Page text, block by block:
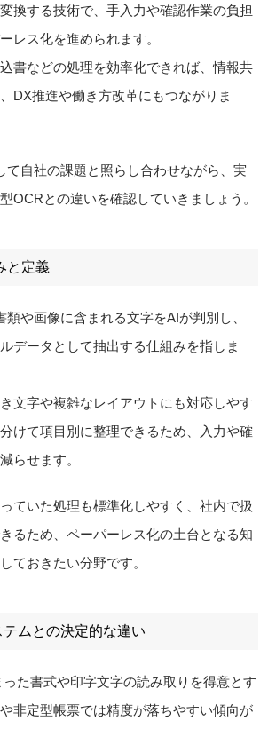
換する技術で、手入力や確認作業の負担
レス化を進められます。
書などの処理を効率化できれば、情報共
DX推進や働き方改革にもつながりま
て自社の課題と照らし合わせながら、実
OCRとの違いを確認していきましょう。
と定義
や画像に含まれる文字をAIが判別し、
データとして抽出する仕組みを指しま
文字や複雑なレイアウトにも対応しやす
けて項目別に整理できるため、入力や確
らせます。
ていた処理も標準化しやすく、社内で扱
るため、ペーパーレス化の土台となる知
ておきたい分野です。
ムとの決定的な違い
た書式や印字文字の読み取りを得意とす
非定型帳票では精度が落ちやすい傾向が